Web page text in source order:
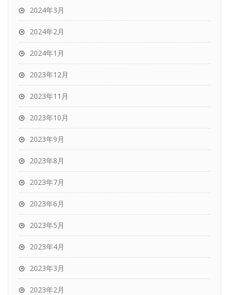
2024年3月
2024年2月
2024年1月
2023年12月
2023年11月
2023年10月
2023年9月
2023年8月
2023年7月
2023年6月
2023年5月
2023年4月
2023年3月
2023年2月